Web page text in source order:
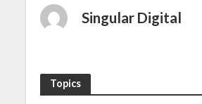
Singular Digital
Topics